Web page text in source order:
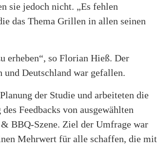
sie jedoch nicht. „Es fehlen
das Thema Grillen in allen seinen
erheben“, so Florian Hieß. Der
Deutschland war gefallen.
der Studie und arbeiteten die
Feedbacks von ausgewählten
BBQ-Szene. Ziel der Umfrage war
Mehrwert für alle schaffen, die mit